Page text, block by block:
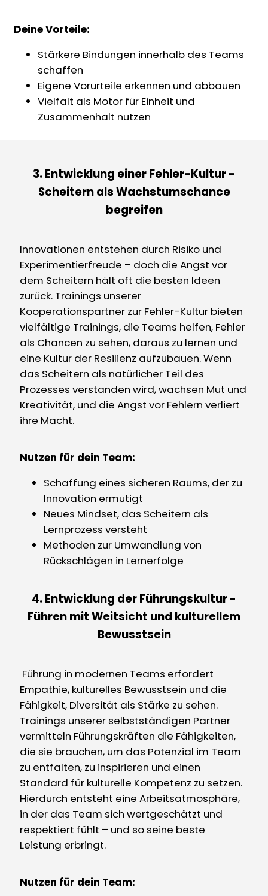
Deine Vorteile:
Stärkere Bindungen innerhalb des Teams
schaffen
Eigene Vorurteile erkennen und abbauen
Vielfalt als Motor für Einheit und
Zusammenhalt nutzen
3. Entwicklung einer Fehler-Kultur -
Scheitern als Wachstumschance
begreifen
Innovationen entstehen durch Risiko und
Experimentierfreude – doch die Angst vor
dem Scheitern hält oft die besten Ideen
zurück. Trainings unserer
Kooperationspartner zur Fehler-Kultur bieten
vielfältige Trainings, die Teams helfen, Fehler
als Chancen zu sehen, daraus zu lernen und
eine Kultur der Resilienz aufzubauen. Wenn
das Scheitern als natürlicher Teil des
Prozesses verstanden wird, wachsen Mut und
Kreativität, und die Angst vor Fehlern verliert
ihre Macht.
Nutzen für dein Team:
Schaffung eines sicheren Raums, der zu
Innovation ermutigt
Neues Mindset, das Scheitern als
Lernprozess versteht
Methoden zur Umwandlung von
Rückschlägen in Lernerfolge
4. Entwicklung der Führungskultur -
Führen mit Weitsicht und kulturellem
Bewusstsein
Führung in modernen Teams erfordert
Empathie, kulturelles Bewusstsein und die
Fähigkeit, Diversität als Stärke zu sehen.
Trainings unserer selbstständigen Partner
vermitteln Führungskräften die Fähigkeiten,
die sie brauchen, um das Potenzial im Team
zu entfalten, zu inspirieren und einen
Standard für kulturelle Kompetenz zu setzen.
Hierdurch entsteht eine Arbeitsatmosphäre,
in der das Team sich wertgeschätzt und
respektiert fühlt – und so seine beste
Leistung erbringt.
Nutzen für dein Team: